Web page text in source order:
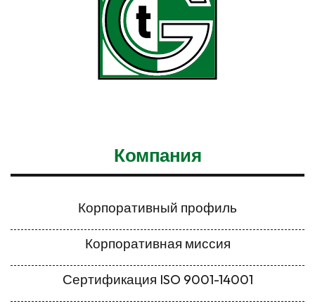
Компания
Корпоративный профиль
Корпоративная миссия
Сертификация ISO 9001-14001